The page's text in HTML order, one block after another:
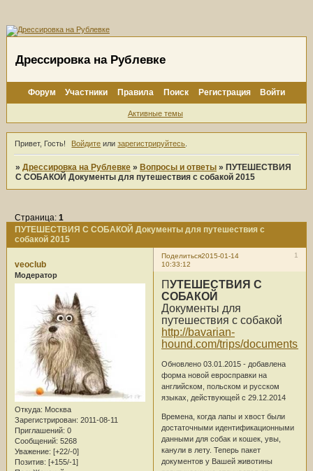
Дрессировка на Рублевке
Форум Участники Правила Поиск Регистрация Войти
Активные темы
Привет, Гость! Войдите илизарегистрируйтесь
»Дрессировка на Рублевке » Вопросы и ответы » ПУТЕШЕСТВИЯ
С СОБАКОЙ Документы для путешествия с собакой 2015
ПУТЕШЕСТВИЯ С СОБАКОЙ Документы для путешествия с
собакой 2015
Страница:1
Поделиться 1
2015-01-14
10:33:12
veoclub
Модератор
Откуда: Москва
Зарегистрирован: 2011-08-11
Приглашений: 0
Сообщений: 5268
Уважение: [+22/-0]
Позитив: [+155/-1]
ПУТЕШЕСТВИЯ С
СОБАКОЙ
Документы для
путешествия с собакой
http://bavarian-
hound.com/trips/
Обновлено 03.01.2015 - добавлена
форма новой евросправки на
английском, польском и русском
языках, действующей с 29.12.2014
Времена, когда лапы и хвост были
достаточными идентификационными
данными для собак и кошек, увы,
канули в лету. Теперь пакет
документов у Вашей животины